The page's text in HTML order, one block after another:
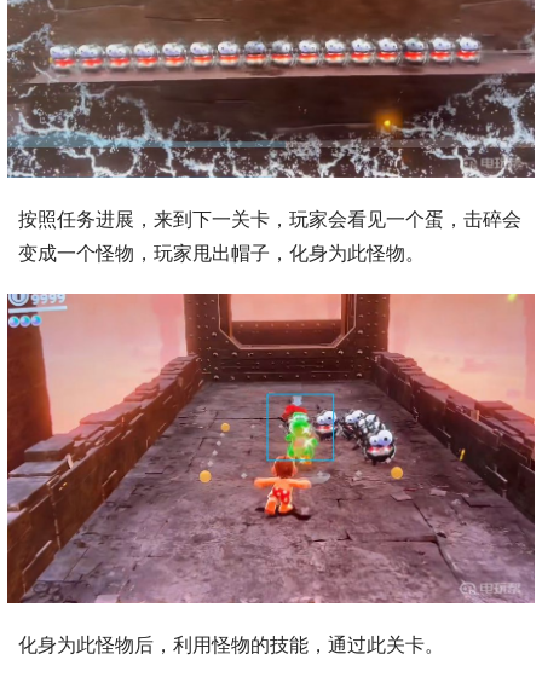
按照任务进展，来到下一关卡，玩家会看见一个蛋，击碎会
变成一个怪物，玩家甩出帽子，化身为此怪物。
化身为此怪物后，利用怪物的技能，通过此关卡。